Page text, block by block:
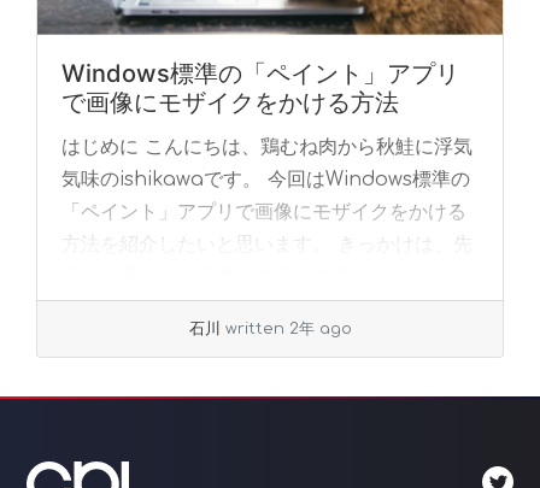
Windows標準の「ペイント」アプリ
で画像にモザイクをかける方法
はじめに こんにちは、鶏むね肉から秋鮭に浮気
気味のishikawaです。 今回はWindows標準の
「ペイント」アプリで画像にモザイクをかける
方法を紹介したいと思います。 きっかけは、先
石川 written 2年 ago